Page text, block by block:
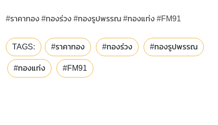
#ราคาทอง #ทองร่วง #ทองรูปพรรณ #ทองแท่ง #FM91
TAGS: #ราคาทอง #ทองร่วง #ทองรูปพรรณ
#ทองแท่ง #FM91